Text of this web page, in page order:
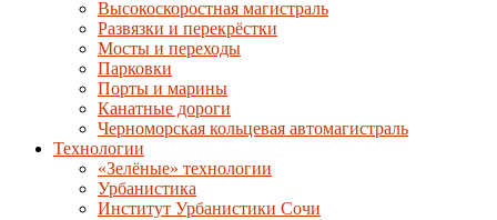
Высокоскоростная магистраль
Развязки и перекрёстки
Мосты и переходы
Парковки
Порты и марины
Канатные дороги
Черноморская кольцевая автомагистраль
Технологии
«Зелёные» технологии
Урбанистика
Институт Урбанистики Сочи